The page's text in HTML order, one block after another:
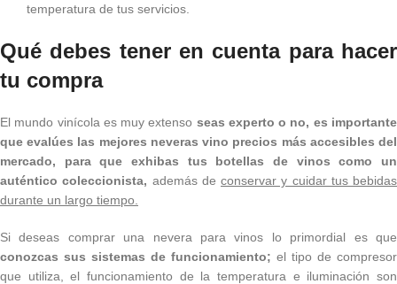
temperatura de tus servicios.
Qué debes tener en cuenta para hacer
tu compra
El mundo vinícola es muy extenso seas experto o no, es importante
que evalúes las mejores neveras vino precios más accesibles del
mercado, para que exhibas tus botellas de vinos como un
auténtico coleccionista, además de conservar y cuidar tus bebidas
durante un largo tiempo.
Si deseas comprar una nevera para vinos lo primordial es que
conozcas sus sistemas de funcionamiento; el tipo de compresor
que utiliza, el funcionamiento de la temperatura e iluminación son